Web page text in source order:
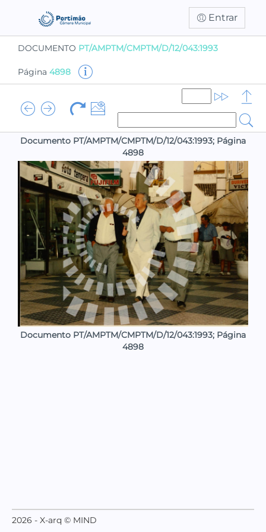
Entrar
DOCUMENTO PT/AMPTM/CMPTM/D/12/043:1993
Página 4898
Documento PT/AMPTM/CMPTM/D/12/043:1993; Página
4898
Documento PT/AMPTM/CMPTM/D/12/043:1993; Página
4898
2026 - X-arq © MIND